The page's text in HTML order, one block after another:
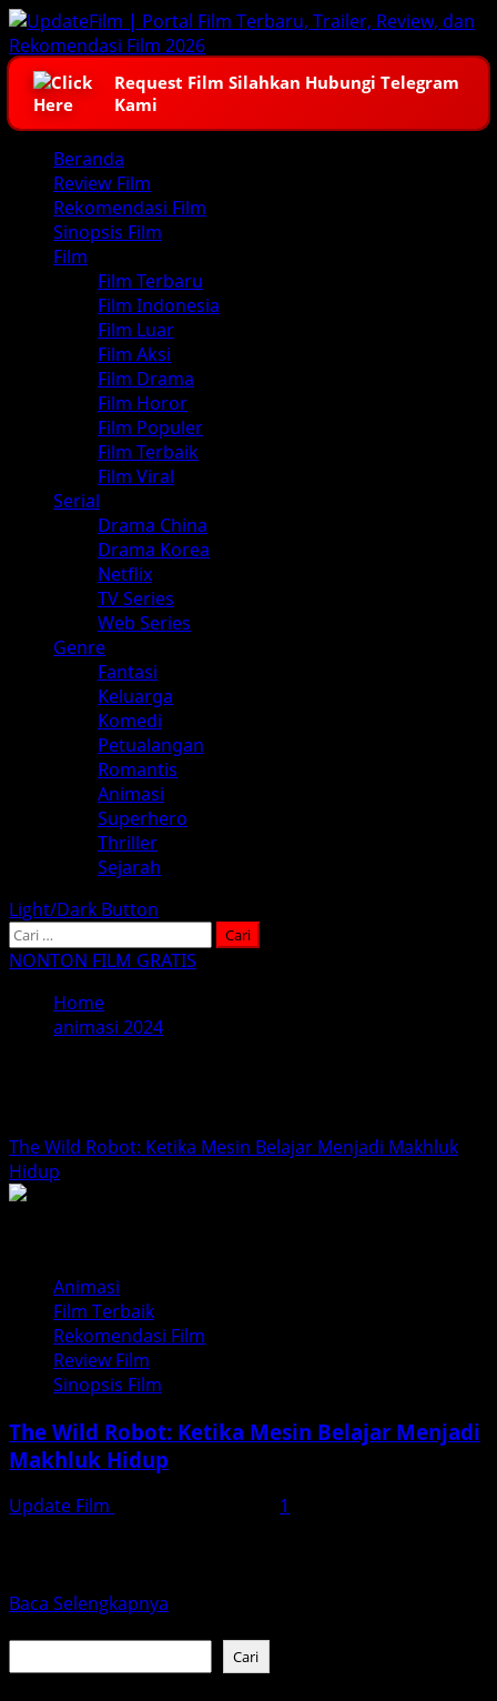
Skip
to
content
Request Film Silahkan Hubungi Telegram
Kami
Primary
Menu
Beranda
Review Film
Rekomendasi Film
Sinopsis Film
Film
Film Terbaru
Film Indonesia
Film Luar
Film Aksi
Film Drama
Film Horor
Film Populer
Film Terbaik
Film Viral
Serial
Drama China
Drama Korea
Netflix
TV Series
Web Series
Genre
Fantasi
Keluarga
Komedi
Petualangan
Romantis
Animasi
Superhero
Thriller
Sejarah
Light/Dark Button
Cari
untuk:
NONTON FILM GRATIS
Home
animasi 2024
The Wild Robot: Ketika Mesin Belajar Menjadi Makhluk
Hidup
Animasi
Film Terbaik
Rekomendasi Film
Review Film
Sinopsis Film
The Wild Robot: Ketika Mesin Belajar Menjadi
Makhluk Hidup
Update Film
1
Baca Selengkapnya
The
Cari